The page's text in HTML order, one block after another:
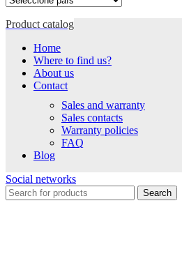
Product catalog
Home
Where to find us?
About us
Contact
Sales and warranty
Sales contacts
Warranty policies
FAQ
Blog
Social networks
Search